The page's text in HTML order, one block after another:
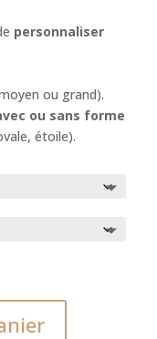
personnaliser
ou grand).
ou sans forme
étoile).